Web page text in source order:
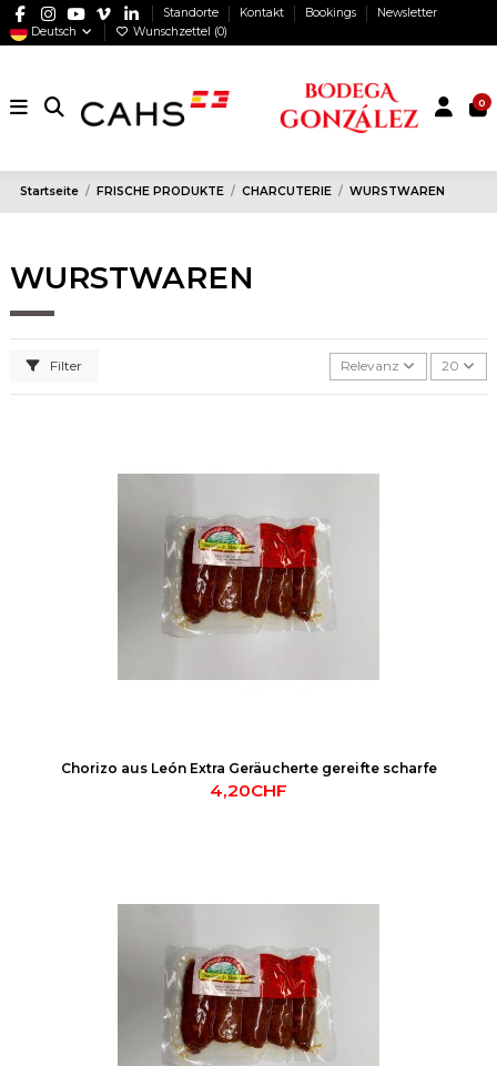
Standorte Kontakt Bookings
Newsletter
Deutsch
Wunschzettel (0)
0
Startseite FRISCHE PRODUKTE CHARCUTERIE WURSTWAREN
WURSTWAREN
Filter Relevanz 20
Chorizo aus León Extra Geräucherte gereifte scharfe
4,20CHF